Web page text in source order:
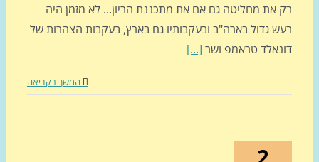
את מחליטה גם אם את מתכננת הריון... לא מזמן היה
גדול בארה"ב ובעקבותיו גם בארץ, בעקבות הצהרות של
טראמפ ושר[...]
המשך בקריאה